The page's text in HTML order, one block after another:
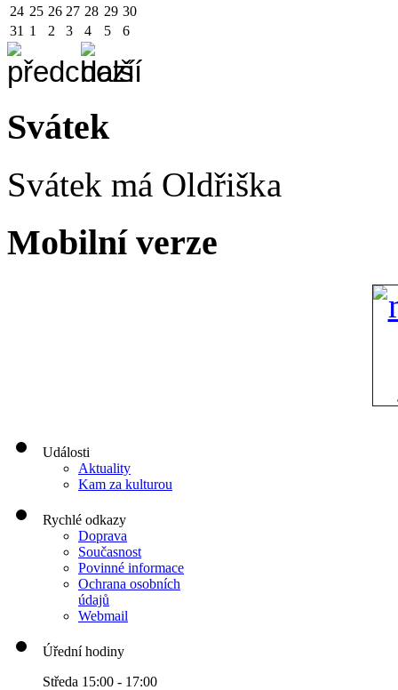
24 25 26 27 28 29 30
31 1 2 3 4 5 6
Svátek
Svátek má Oldřiška
Mobilní verze
Události
Aktuality
Kam za kulturou
Rychlé odkazy
Doprava
Současnost
Povinné informace
Ochrana osobních
údajů
Webmail
Úřední hodiny
Středa 15:00 - 17:00